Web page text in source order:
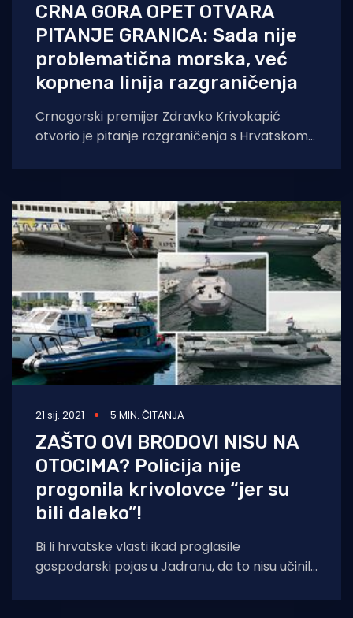
CRNA GORA OPET OTVARA
PITANJE GRANICA: Sada nije
problematična morska, već
kopnena linija razgraničenja
Crnogorski premijer Zdravko Krivokapić
otvorio je pitanje razgraničenja s Hrvatskom i
razgraničenja na moru,
21 sij. 2021 5 MIN. ČITANJA
ZAŠTO OVI BRODOVI NISU NA
OTOCIMA? Policija nije
progonila krivolovce “jer su
bili daleko”!
Bi li hrvatske vlasti ikad proglasile
gospodarski pojas u Jadranu, da to nisu učinili